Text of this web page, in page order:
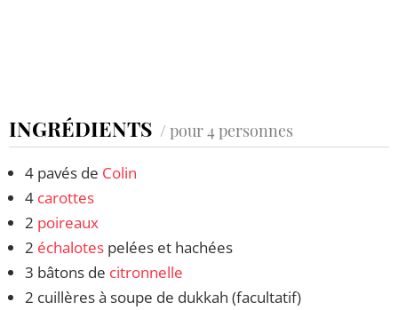
INGRÉDIENTS / pour 4 personnes
4 pavés de Colin
4 carottes
2 poireaux
2 échalotes pelées et hachées
3 bâtons de citronnelle
2 cuillères à soupe de dukkah (facultatif)